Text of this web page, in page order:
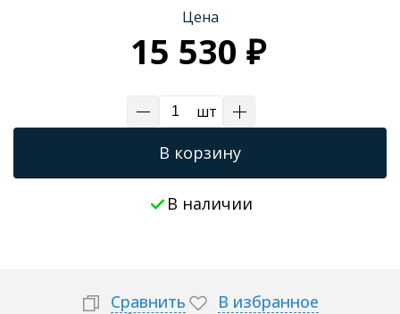
Трапы для душевых
Цена
15 530 ₽
шт
В корзину
В наличии
Сравнить В избранное